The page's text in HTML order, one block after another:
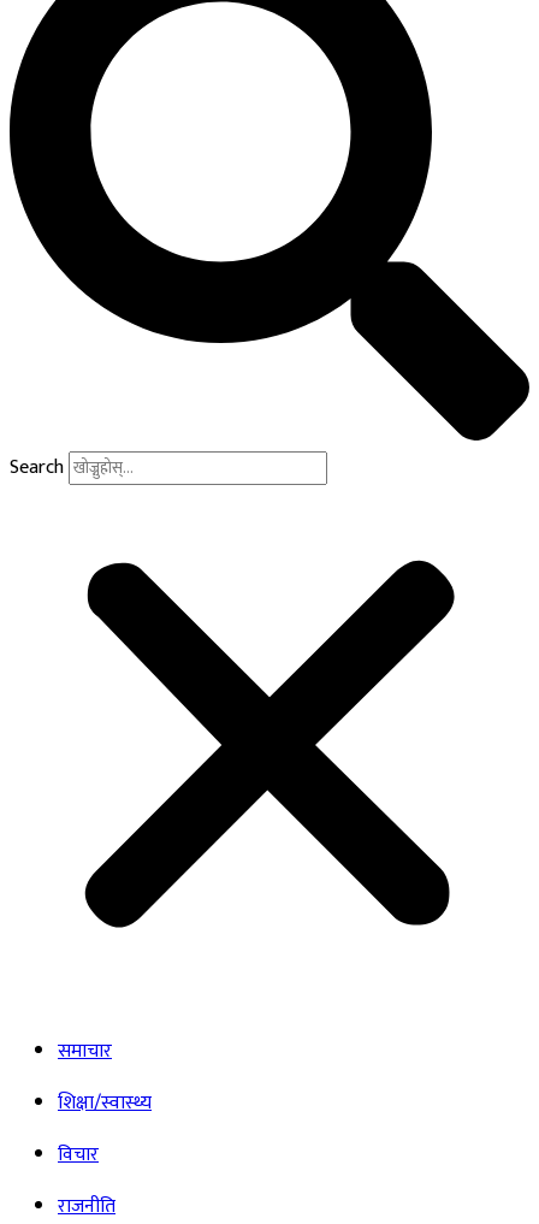
Search
समाचार
शिक्षा/स्वास्थ्य
विचार
राजनीति